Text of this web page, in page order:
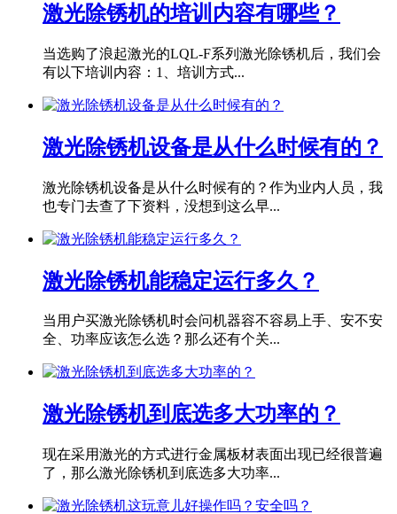
激光除锈机的培训内容有哪些？
当选购了浪起激光的LQL-F系列激光除锈机后，我们会
有以下培训内容：1、培训方式...
激光除锈机设备是从什么时候有的？
激光除锈机设备是从什么时候有的？作为业内人员，我
也专门去查了下资料，没想到这么早...
激光除锈机能稳定运行多久？
当用户买激光除锈机时会问机器容不容易上手、安不安
全、功率应该怎么选？那么还有个关...
激光除锈机到底选多大功率的？
现在采用激光的方式进行金属板材表面出现已经很普遍
了，那么激光除锈机到底选多大功率...